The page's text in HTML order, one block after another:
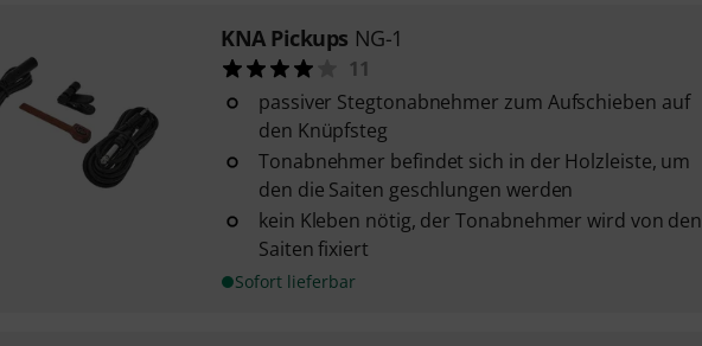
KNA Pickups NG-1
11
passiver Stegtonabnehmer zum Aufschieben auf
den Knüpfsteg
Tonabnehmer befindet sich in der Holzleiste, um
den die Saiten geschlungen werden
kein Kleben nötig, der Tonabnehmer wird von den
Saiten fixiert
Sofort lieferbar